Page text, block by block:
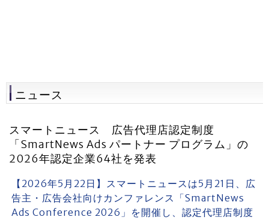
ニュース
スマートニュース 広告代理店認定制度
「SmartNews Ads パートナー プログラム」の
2026年認定企業64社を発表
【2026年5月22日】スマートニュースは5月21日、広
告主・広告会社向けカンファレンス「SmartNews
Ads Conference 2026」を開催し、認定代理店制度